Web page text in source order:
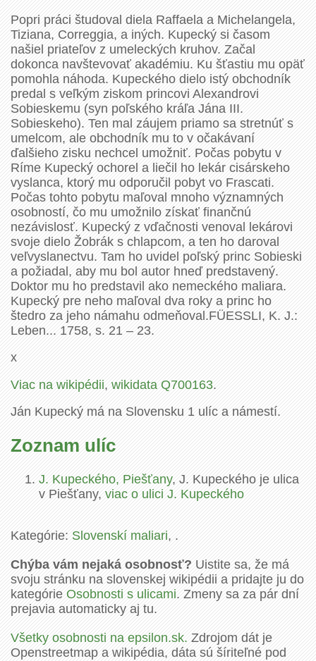
Popri práci študoval diela Raffaela a Michelangela,
Tiziana, Correggia, a iných. Kupecký si časom
našiel priateľov z umeleckých kruhov. Začal
dokonca navštevovať akadémiu. Ku šťastiu mu opäť
pomohla náhoda. Kupeckého dielo istý obchodník
predal s veľkým ziskom princovi Alexandrovi
Sobieskemu (syn poľského kráľa Jána III.
Sobieskeho). Ten mal záujem priamo sa stretnúť s
umelcom, ale obchodník mu to v očakávaní
ďalšieho zisku nechcel umožniť. Počas pobytu v
Ríme Kupecký ochorel a liečil ho lekár cisárskeho
vyslanca, ktorý mu odporučil pobyt vo Frascati.
Počas tohto pobytu maľoval mnoho významných
osobností, čo mu umožnilo získať finančnú
nezávislosť. Kupecký z vďačnosti venoval lekárovi
svoje dielo Žobrák s chlapcom, a ten ho daroval
veľvyslanectvu. Tam ho uvidel poľský princ Sobieski
a požiadal, aby mu bol autor hneď predstavený.
Doktor mu ho predstavil ako nemeckého maliara.
Kupecký pre neho maľoval dva roky a princ ho
štedro za jeho námahu odmeňoval.FÜESSLI, K. J.:
Leben... 1758, s. 21 – 23.
x
Viac na wikipédii,wikidata Q700163.
Ján Kupecký má na Slovensku 1 ulíc a námestí.
Zoznam ulíc
J. Kupeckého, Piešťany, J. Kupeckého je ulica
v Piešťany,viac o ulici J. Kupeckého
Kategórie:Slovenskí maliari, .
Chýba vám nejaká osobnosť?Uistite sa, že má
svoju stránku na slovenskej wikipédii a pridajte ju do
kategórieOsobnosti s ulicami. Zmeny sa za pár dní
prejavia automaticky aj tu.
Všetky osobnosti na epsilon.sk.Zdrojom dát je
Openstreetmap a wikipédia, dáta sú šíriteľné pod